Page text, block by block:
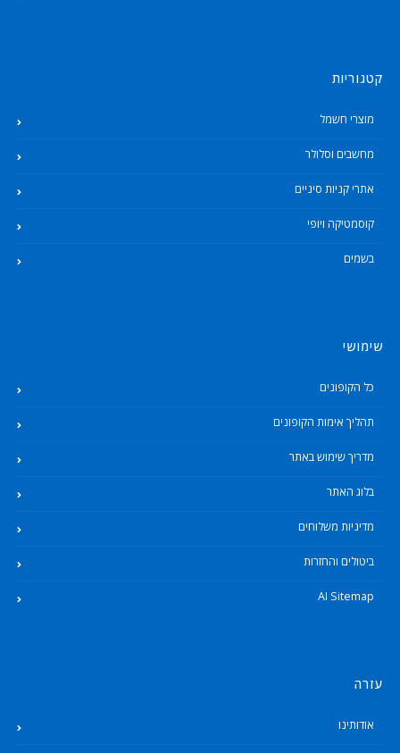
קטגוריות
מוצרי חשמל
מחשבים וסלולר
אתרי קניות סיניים
קוסמטיקה ויופי
בשמים
שימושי
כל הקופונים
תהליך אימות הקופונים
מדריך שימוש באתר
בלוג האתר
מדיניות משלוחים
ביטולים והחזרות
AI Sitemap
עזרה
אודותינו